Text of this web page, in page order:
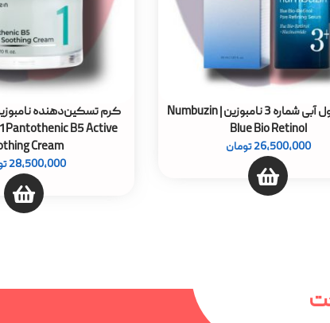
سرم رتینول آبی شماره 3 نامبوزین | Numbuzin
Blue Bio Retinol
26,500,000تومان
Pantothenic B5 Active
Cream
28,500,000